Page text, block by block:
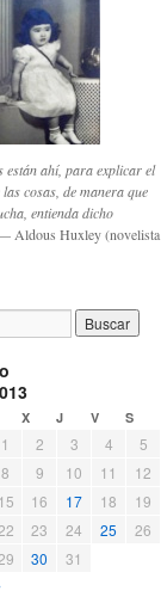
están ahí, para explicar el
cosas, de manera que
entienda dicho
Aldous Huxley (novelista
X J V S
1 2 3 4
5
8 9 10 11
12
15 16 17 18
19
23 24 25
26
30 31